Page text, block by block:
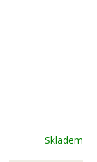
Skladem